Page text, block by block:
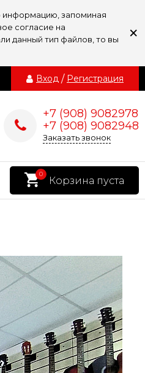
информацию, запоминая
согласие на
данный тип файлов, то вы
×
Вход / Регистрация
+7 (908) 9082978
+7 (908) 9082948
Заказать звонок
Корзина пуста
0